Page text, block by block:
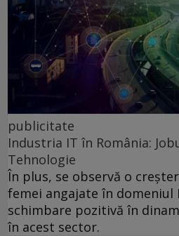
publicitate
Industria IT în România:
Tehnologie
În plus, se observă o
femei angajate în domeniul
schimbare pozitivă în
în acest sector.